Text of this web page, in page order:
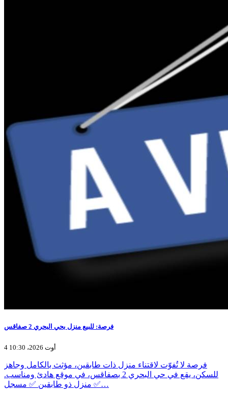
فرصة: للبيع منزل بحي البحري 2 صفاقس
4 أوت 2026، 10:30
فرصة لا تُفوّت لاقتناء منزل ذات طابقين، مؤثث بالكامل وجاهز
للسكن، يقع في حي البحري 2 بصفاقس، في موقع هادئ ومناسب.
✅ منزل ذو طابقين ✅ مسجل…